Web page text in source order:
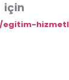
egitim-